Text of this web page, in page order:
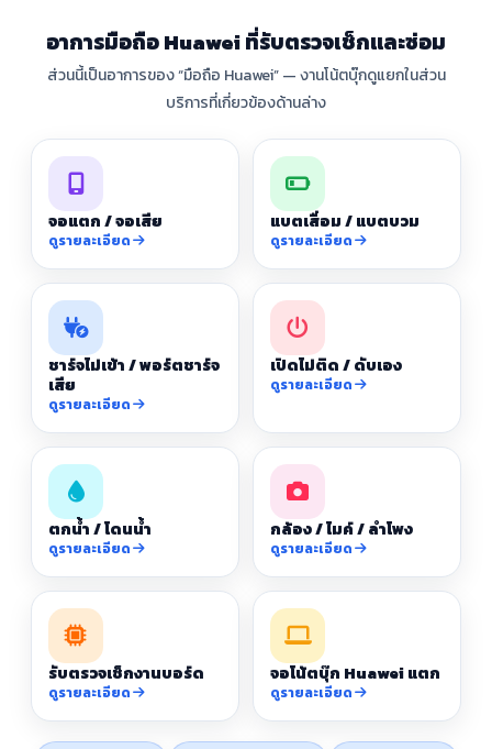
อาการมือถือ Huawei ที่รับตรวจเช็กและซ่อม
ส่วนนี้เป็นอาการของ “มือถือ Huawei” — งานโน้ตบุ๊กดูแยกในส่วน
บริการที่เกี่ยวข้องด้านล่าง
จอแตก / จอเสีย
ดูรายละเอียด
แบตเสื่อม / แบตบวม
ดูรายละเอียด
ชาร์จไม่เข้า / พอร์ตชาร์จ
เสีย
ดูรายละเอียด
เปิดไม่ติด / ดับเอง
ดูรายละเอียด
ตกน้ำ / โดนน้ำ
ดูรายละเอียด
กล้อง / ไมค์ / ลำโพง
ดูรายละเอียด
รับตรวจเช็กงานบอร์ด
ดูรายละเอียด
จอโน้ตบุ๊ก Huawei แตก
ดูรายละเอียด